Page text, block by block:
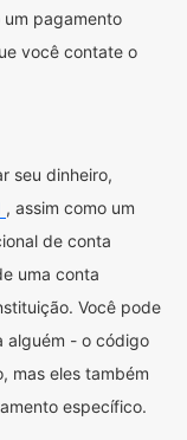
pagamento
você contate o
seu dinheiro,
, assim como um
de conta
uma conta
Você pode
alguém - o código
mas eles também
específico.